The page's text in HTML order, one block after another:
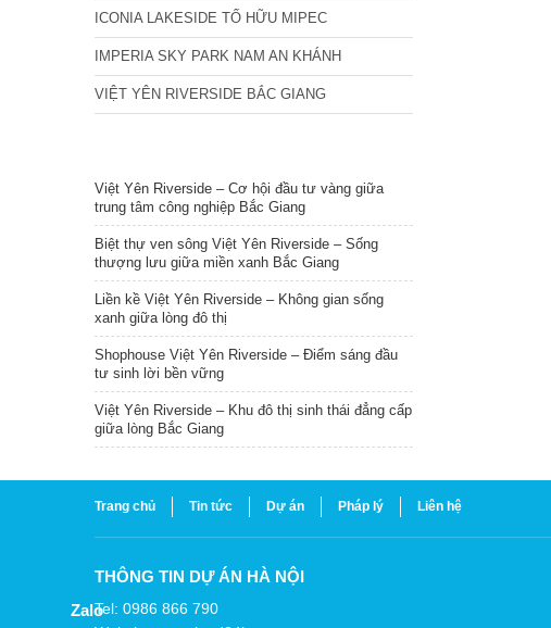
ICONIA LAKESIDE TỐ HỮU MIPEC
IMPERIA SKY PARK NAM AN KHÁNH
VIỆT YÊN RIVERSIDE BẮC GIANG
Việt Yên Riverside – Cơ hội đầu tư vàng giữa
trung tâm công nghiệp Bắc Giang
Biệt thự ven sông Việt Yên Riverside – Sống
thượng lưu giữa miền xanh Bắc Giang
Liền kề Việt Yên Riverside – Không gian sống
xanh giữa lòng đô thị
Shophouse Việt Yên Riverside – Điểm sáng đầu
tư sinh lời bền vững
Việt Yên Riverside – Khu đô thị sinh thái đẳng cấp
giữa lòng Bắc Giang
Trang chủ Tin tức Dự án Pháp lý Liên hệ
THÔNG TIN DỰ ÁN HÀ NỘI
Tel: 0986 866 790
Zalo